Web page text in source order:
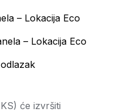
– Lokacija Eco
– Lokacija Eco
će izvršiti